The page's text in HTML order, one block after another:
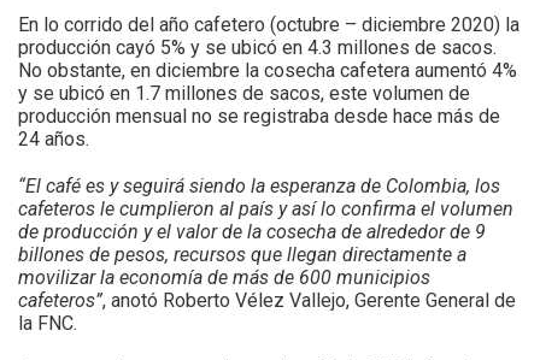
En lo corrido del año cafetero (octubre – diciembre 2020) la
producción cayó 5% y se ubicó en 4.3 millones de sacos.
No obstante, en diciembre la cosecha cafetera aumentó 4%
y se ubicó en 1.7 millones de sacos, este volumen de
producción mensual no se registraba desde hace más de
24 años.
“El café es y seguirá siendo la esperanza de Colombia, los
cafeteros le cumplieron al país y así lo confirma el volumen
de producción y el valor de la cosecha de alrededor de 9
billones de pesos, recursos que llegan directamente a
movilizar la economía de más de 600 municipios
cafeteros”, anotó Roberto Vélez Vallejo, Gerente General de
la FNC.